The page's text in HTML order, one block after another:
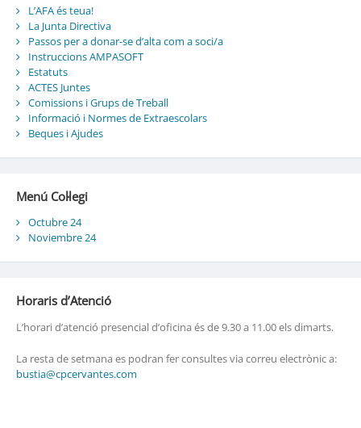
L’AFA és teua!
La Junta Directiva
Passos per a donar-se d’alta com a soci/a
Instruccions AMPASOFT
Estatuts
ACTES Juntes
Comissions i Grups de Treball
Informació i Normes de Extraescolars
Beques i Ajudes
Menú Col·legi
Octubre 24
Noviembre 24
Horaris d’Atenció
L’horari d’atenció presencial d’oficina és de 9.30 a 11.00 els dimarts.
La resta de setmana es podran fer consultes via correu electrònic a:
bustia@cpcervantes.com